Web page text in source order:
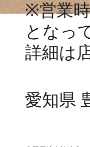
※営業
となっ
詳細は
愛知県